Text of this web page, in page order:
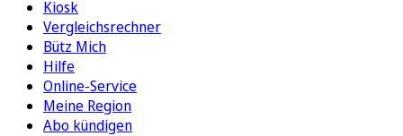
Kiosk
Vergleichsrechner
Bütz Mich
Hilfe
Online-Service
Meine Region
Abo kündigen